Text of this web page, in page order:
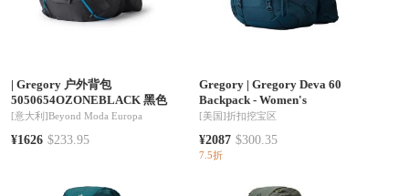
| Gregory 户外背包
5050654OZONEBLACK 黑色
[意大利]Beyond Moda Europa
¥1626 $233.95
Gregory |Gregory Deva 60
Backpack - Women's
[美国]折扣挖宝区
¥2087 $300.35
7.5折